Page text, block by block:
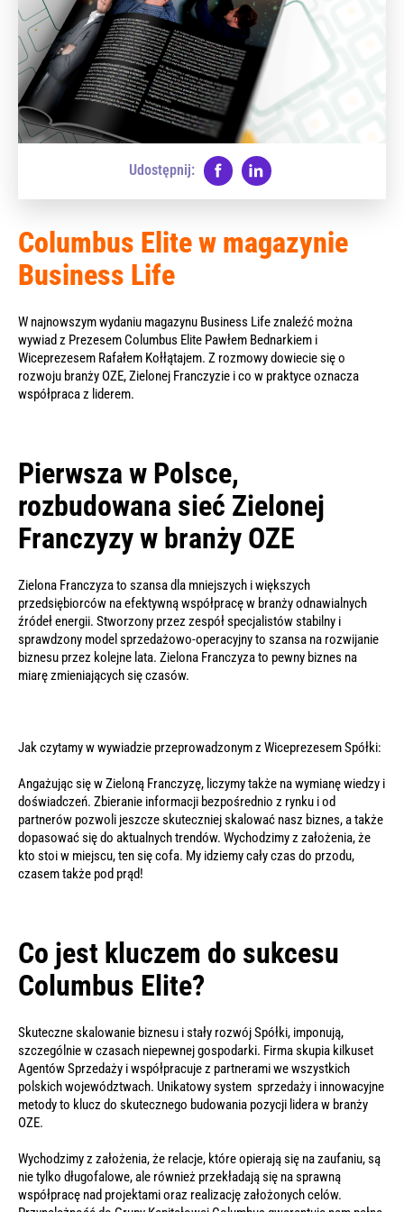
Udostępnij:
Columbus Elite w magazynie
Business Life
W najnowszym wydaniu magazynu Business Life znaleźć można
wywiad z Prezesem Columbus Elite Pawłem Bednarkiem i
Wiceprezesem Rafałem Kołłątajem. Z rozmowy dowiecie się o
rozwoju branży OZE, Zielonej Franczyzie i co w praktyce oznacza
współpraca z liderem.
Pierwsza w Polsce,
rozbudowana sieć Zielonej
Franczyzy w branży OZE
Zielona Franczyza to szansa dla mniejszych i większych
przedsiębiorców na efektywną współpracę w branży odnawialnych
źródeł energii. Stworzony przez zespół specjalistów stabilny i
sprawdzony model sprzedażowo-operacyjny to szansa na rozwijanie
biznesu przez kolejne lata. Zielona Franczyza to pewny biznes na
miarę zmieniających się czasów.
Jak czytamy w wywiadzie przeprowadzonym z Wiceprezesem Spółki:
Angażując się w Zieloną Franczyzę, liczymy także na wymianę wiedzy i
doświadczeń. Zbieranie informacji bezpośrednio z rynku i od
partnerów pozwoli jeszcze skuteczniej skalować nasz biznes, a także
dopasować się do aktualnych trendów. Wychodzimy z założenia, że
kto stoi w miejscu, ten się cofa. My idziemy cały czas do przodu,
czasem także pod prąd!
Co jest kluczem do sukcesu
Columbus Elite?
Skuteczne skalowanie biznesu i stały rozwój Spółki, imponują,
szczególnie w czasach niepewnej gospodarki. Firma skupia kilkuset
Agentów Sprzedaży i współpracuje z partnerami we wszystkich
polskich województwach. Unikatowy system sprzedaży i innowacyjne
metody to klucz do skutecznego budowania pozycji lidera w branży
OZE.
Wychodzimy z założenia, że relacje, które opierają się na zaufaniu, są
nie tylko długofalowe, ale również przekładają się na sprawną
współpracę nad projektami oraz realizację założonych celów.